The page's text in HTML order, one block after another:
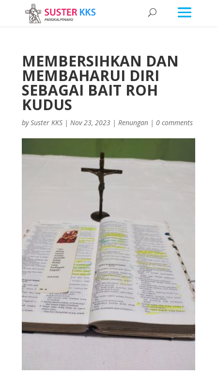
MEMBERSIHKAN DAN
MEMBAHARUI DIRI
SEBAGAI BAIT ROH
KUDUS
bySuster KKS| Nov 23, 2023| Renungan| 0 comments